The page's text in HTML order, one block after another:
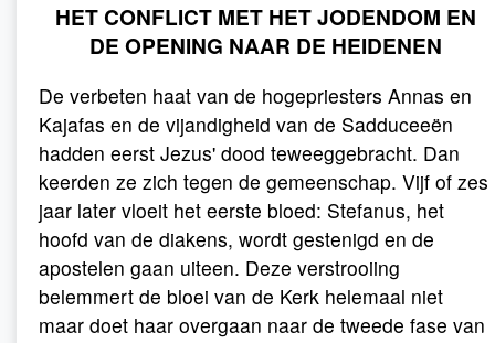
HET CONFLICT MET HET JODENDOM EN
DE OPENING NAAR DE HEIDENEN
De verbeten haat van de hogepriesters Annas en
Kajafas en de vijandigheid van de Sadduceeën
hadden eerst Jezus' dood teweeggebracht. Dan
keerden ze zich tegen de gemeenschap. Vijf of zes
jaar later vloeit het eerste bloed: Stefanus, het
hoofd van de diakens, wordt gestenigd en de
apostelen gaan uiteen. Deze verstrooiing
belemmert de bloei van de Kerk helemaal niet
maar doet haar overgaan naar de tweede fase van